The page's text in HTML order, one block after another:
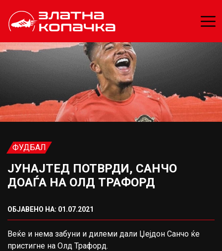
ФУДБАЛ
ЈУНАЈТЕД ПОТВРДИ, САНЧО
ДОАЃА НА ОЛД ТРАФОРД
ОБЈАВЕНО НА: 01.07.2021
Веќе и нема забуни и дилеми дали Џејдон Санчо ќе
пристигне на Олд Трафорд.